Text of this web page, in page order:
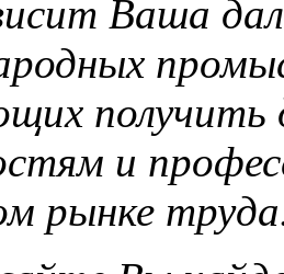
Ваша
получить
и
рынке